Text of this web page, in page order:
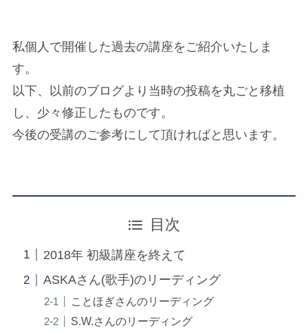
私個人で開催した過去の講座をご紹介いたしま
す。
以下、以前のブログより当時の投稿を丸ごと移植
し、少々修正したものです。
今後の受講のご参考にして頂ければと思います。
目次
2018年 初級講座を終えて
ASKAさん(歌手)のリーディング
ことほぎさんのリーディング
S.W.さんのリーディング